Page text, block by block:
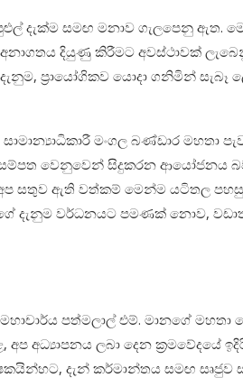
දැක්ම සමඟ මනාව ගැලපෙනු ඇත.
අනාගතය දියුණු කිරීමට අවස්ථාවක්
ප්‍රායෝගිකව යොදා ගනිමින් සැබෑ
මංගල බණ්ඩාර මහතා
වෙනුවෙන් සිදුකරන ආයෝජනය
සතුව ඇති වත්කම් මෙන්ම යටිතල
දැනුම වර්ධනයට පමණක් නොව,
පත්මලාල් එම්. මානගේ
, අප අධ්‍යාපනය ලබා දෙන ක්‍රමවේදයේ
දැන් කර්මාන්තය සමඟ සෘජුව